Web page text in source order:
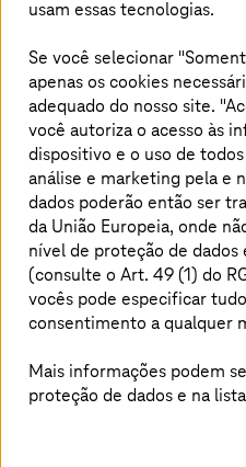
abordagem perfeita para a
ambiente de TI integrado.
cria um equilíbrio entre as
requisitos técnicos. Na fase
avaliações padronizadas e,
caso de negócio e o plano
com os requisitos de
implementação, as equipes
(CMF) trabalham com uma
fazer a migração das
fase final é a melhoria
empresas na área de
gerenciamento de custos e
Um itinerário na
usam essas tecnologias.
Se você selecionar
apenas os cookies
adequado do nosso site.
você autoriza o acesso às
dispositivo e o uso de
análise e marketing pelae
dados poderão então ser
da União Europeia, onde
nível de proteção de dados
(consulte o Art. 49 (1) do
vocês pode especificar
consentimento a qualquer
Mais informações podem
proteção de dados e na